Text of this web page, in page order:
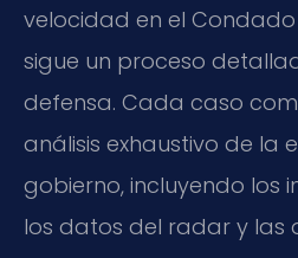
velocidad en el
sigue un proceso
defensa. Cada caso
análisis exhaustivo de la
gobierno, incluyendo los
los datos del radar y las